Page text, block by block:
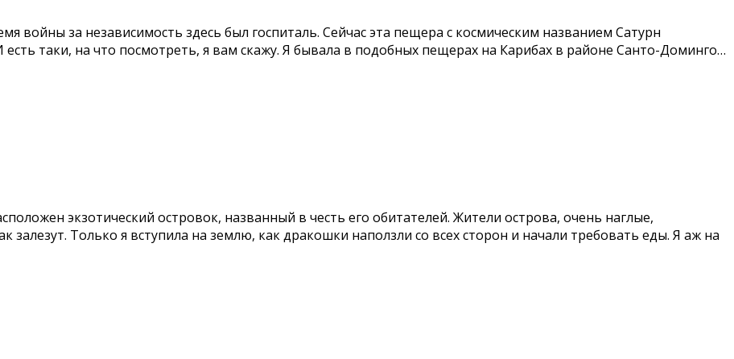
войны за независимость здесь был госпиталь. Сейчас эта пещера с космическим названием Сатурн
есть таки, на что посмотреть, я вам скажу. Я бывала в подобных пещерах на Карибах в районе Санто-Доминго…
экзотический островок, названный в честь его обитателей. Жители острова, очень наглые,
Только я вступила на землю, как дракошки наползли со всех сторон и начали требовать еды. Я аж на